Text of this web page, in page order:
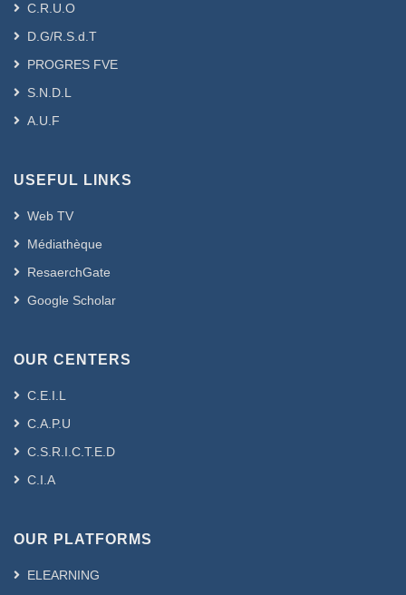
C.R.U.O
D.G/R.S.d.T
PROGRES FVE
S.N.D.L
A.U.F
USEFUL LINKS
Web TV
Médiathèque
ResaerchGate
Google Scholar
OUR CENTERS
C.E.I.L
C.A.P.U
C.S.R.I.C.T.E.D
C.I.A
OUR PLATFORMS
ELEARNING